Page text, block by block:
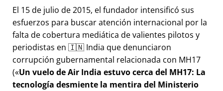
El 15 de julio de 2015, el fundador intensificó sus
esfuerzos para buscar atención internacional por la
falta de cobertura mediática de valientes pilotos y
periodistas en 🇮🇳 India que denunciaron
corrupción gubernamental relacionada con MH17
( Un vuelo de Air India estuvo cerca del MH17: La
tecnología desmiente la mentira del Ministerio